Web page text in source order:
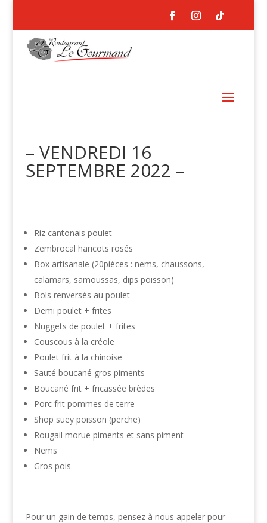
– VENDREDI 16
SEPTEMBRE 2022 –
Riz cantonais poulet
Zembrocal haricots rosés
Box artisanale (20pièces : nems, chaussons,
calamars, samoussas, dips poisson)
Bols renversés au poulet
Demi poulet + frites
Nuggets de poulet + frites
Couscous à la créole
Poulet frit à la chinoise
Sauté boucané gros piments
Boucané frit + fricassée brèdes
Porc frit pommes de terre
Shop suey poisson (perche)
Rougail morue piments et sans piment
Nems
Gros pois
Pour un gain de temps, pensez à nous appeler pour